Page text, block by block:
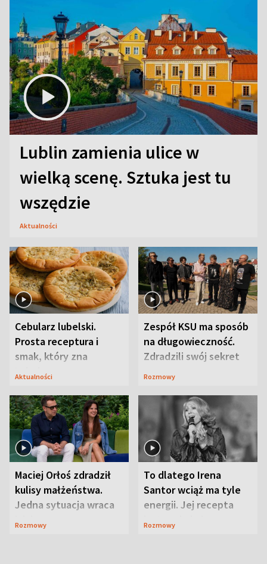
Lublin zamienia ulice w
wielką scenę. Sztuka jest tu
wszędzie
Aktualności
Cebularz lubelski.
Prosta receptura i
smak, który zna
Lubelszczyzna
Aktualności
Zespół KSU ma sposób
na długowieczność.
Zdradzili swój sekret
Rozmowy
Maciej Orłoś zdradził
kulisy małżeństwa.
Jedna sytuacja wraca
jak bumerang
Rozmowy
To dlatego Irena
Santor wciąż ma tyle
energii. Jej recepta
jest zaskakująco
Rozmowy